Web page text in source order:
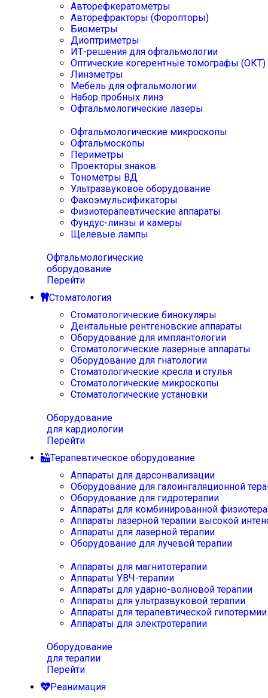
Авторефкератометры
Авторефракторы (Форопторы)
Биометры
Диоптриметры
ИТ-решения для офтальмологии
Оптические когерентные томографы (ОКТ)
Линзметры
Мебель для офтальмологии
Набор пробных линз
Офтальмологические лазеры
Офтальмологические микроскопы
Офтальмоскопы
Периметры
Проекторы знаков
Тонометры ВД
Ультразвуковое оборудование
Факоэмульсификаторы
Физиотерапевтические аппараты
Фундус-линзы и камеры
Щелевые лампы
Офтальмологические
оборудование
Перейти
Стоматология
Стоматологические бинокуляры
Дентальные рентгеновские аппараты
Оборудование для имплантологии
Стоматологические лазерные аппараты
Оборудование для гнатологии
Стоматологические кресла и стулья
Стоматологические микроскопы
Стоматологические установки
Оборудование
для кардиологии
Перейти
Терапевтическое оборудование
Аппараты для дарсонвализации
Оборудование для галоингаляционной
Оборудование для гидротерапии
Аппараты для комбинированной
Аппараты лазерной терапии высокой
Аппараты для лазерной терапии
Оборудование для лучевой терапии
Аппараты для магнитотерапии
Аппараты УВЧ-терапии
Аппараты для ударно-волновой терапии
Аппараты для ультразвуковой терапии
Аппараты для терапевтической
Аппараты для электротерапии
Оборудование
для терапии
Перейти
Реанимация